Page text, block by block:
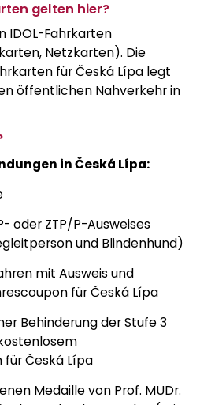
gelten hier?
IDOL-Fahrkarten
Netzkarten). Die
für Česká Lípa legt
öffentlichen Nahverkehr in
in Česká Lípa:
oder ZTP/P-Ausweises
und Blindenhund)
mit Ausweis und
für Česká Lípa
Behinderung der Stufe 3
Česká Lípa
Medaille von Prof. MUDr.